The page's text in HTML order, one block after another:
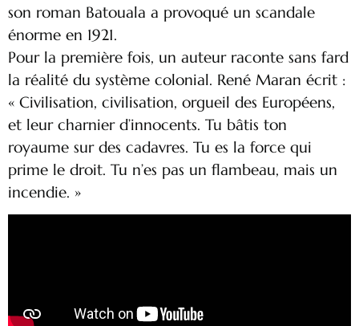
son roman Batouala a provoqué un scandale
énorme en 1921.
Pour la première fois, un auteur raconte sans fard
la réalité du système colonial. René Maran écrit :
« Civilisation, civilisation, orgueil des Européens,
et leur charnier d’innocents. Tu bâtis ton
royaume sur des cadavres. Tu es la force qui
prime le droit. Tu n’es pas un flambeau, mais un
incendie. »